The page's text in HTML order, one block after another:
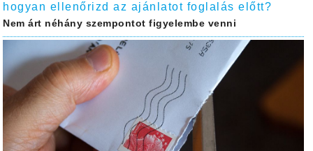
hogyan ellenőrizd az ajánlatot foglalás előtt?
Nem árt néhány szempontot figyelembe venni